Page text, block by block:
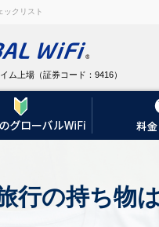
ックリスト
ム上場（証券コード：9416）
行の持ち物